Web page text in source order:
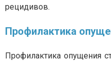
рецидивов.
Профилактика
Профилактика опущения